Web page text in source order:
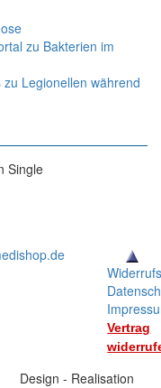
zu Bakterien im
Legionellen während
Single
Vertrag
Design - Realisation